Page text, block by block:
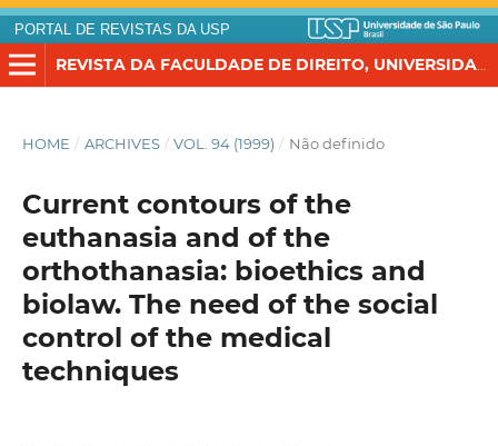
PORTAL DE REVISTAS DA USP
REVISTA DA FACULDADE DE DIREITO, UNIVERSIDADE DE SÃO PAULO
HOME / ARCHIVES / VOL. 94 (1999) / Não definido
Current contours of the
euthanasia and of the
orthothanasia: bioethics and
biolaw. The need of the social
control of the medical
techniques